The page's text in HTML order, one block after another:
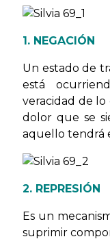
1. NEGACIÓN
Un estado de
está
veracidad de lo
dolor que se
aquello tendrá
2. REPRESIÓN
Es un
suprimir